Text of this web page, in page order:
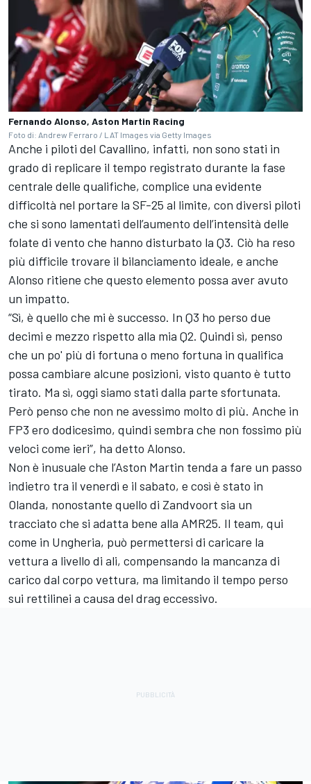
Fernando Alonso, Aston Martin Racing
Foto di: Andrew Ferraro / LAT Images via Getty Images
Anche i piloti del Cavallino, infatti, non sono stati in
grado di replicare il tempo registrato durante la fase
centrale delle qualifiche, complice una evidente
difficoltà nel portare la SF-25 al limite, con diversi piloti
che si sono lamentati dell’aumento dell’intensità delle
folate di vento che hanno disturbato la Q3. Ciò ha reso
più difficile trovare il bilanciamento ideale, e anche
Alonso ritiene che questo elemento possa aver avuto
un impatto.
“Sì, è quello che mi è successo. In Q3 ho perso due
decimi e mezzo rispetto alla mia Q2. Quindi sì, penso
che un po' più di fortuna o meno fortuna in qualifica
possa cambiare alcune posizioni, visto quanto è tutto
tirato. Ma sì, oggi siamo stati dalla parte sfortunata.
Però penso che non ne avessimo molto di più. Anche in
FP3 ero dodicesimo, quindi sembra che non fossimo più
veloci come ieri”, ha detto Alonso.
Non è inusuale che l’Aston Martin tenda a fare un passo
indietro tra il venerdì e il sabato, e così è stato in
Olanda, nonostante quello di Zandvoort sia un
tracciato che si adatta bene alla AMR25. Il team, qui
come in Ungheria, può permettersi di caricare la
vettura a livello di ali, compensando la mancanza di
carico dal corpo vettura, ma limitando il tempo perso
sui rettilinei a causa del drag eccessivo.